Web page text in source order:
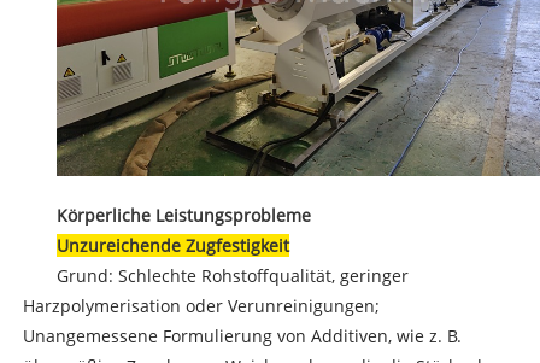
Körperliche Leistungsprobleme
Unzureichende Zugfestigkeit
Grund: Schlechte Rohstoffqualität, geringer
Harzpolymerisation oder Verunreinigungen;
Unangemessene Formulierung von Additiven, wie z. B.